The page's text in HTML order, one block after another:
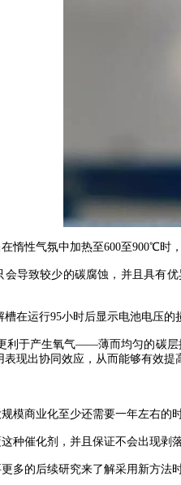
性气氛中加热至600至900℃时
导致较少的碳腐蚀，并且具有
在运行95小时后显示电池电压的
利于产生氧气——薄而均匀的碳
现出协同效应，从而能够有效提
模商业化至少还需要一年左右的时
催化剂，并且保证不会出现剥
多的后续研究来了解采用新方法